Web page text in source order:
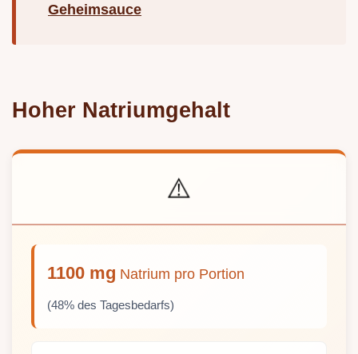
Geheimsauce
Hoher Natriumgehalt
⚠️
1100 mg Natrium pro Portion
(48% des Tagesbedarfs)